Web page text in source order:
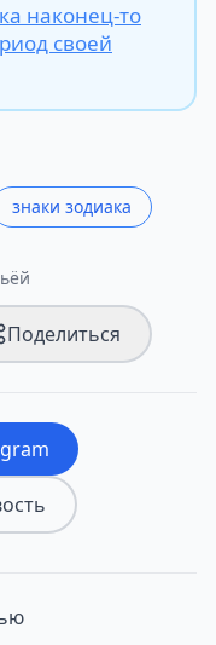
наконец-то
своей
знаки зодиака
Поделиться